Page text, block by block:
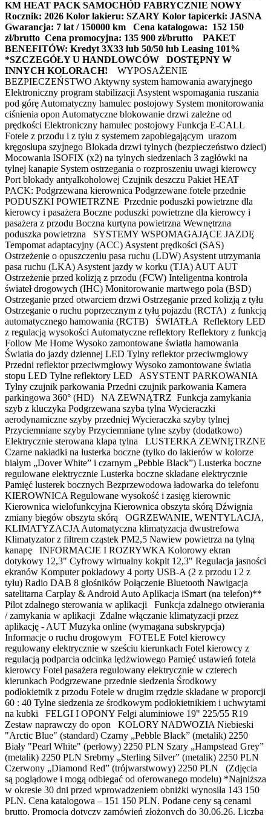
KM HEAT PACK SAMOCHÓD FABRYCZNIE NOWY
Rocznik: 2026 Kolor lakieru: SZARY Kolor tapicerki: JASNA
Gwarancja: 7 lat / 150000 km
Cena katalogowa: 152 150
zł/brutto Cena promocyjna: 135 900 zł/brutto
PAKET
BENEFITÓW: Kredyt 3X33 lub 50/50 lub Leasing 101%
*SZCZEGÓŁY U HANDLOWCÓW
DOSTĘPNY W
INNYCH KOLORACH! WYPOSAŻENIE
BEZPIECZEŃSTWO Aktywny system hamowania awaryjnego
Elektroniczny program stabilizacji Asystent wspomagania ruszania
pod górę Automatyczny hamulec postojowy System monitorowania
ciśnienia opon Automatyczne blokowanie drzwi zależne od
prędkości Elektroniczny hamulec postojowy Funkcja E-CALL
Fotele z przodu i z tyłu z systemem zapobiegającym urazom
kręgosłupa szyjnego Blokada drzwi tylnych (bezpieczeństwo dzieci)
Mocowania ISOFIX (x2) na tylnych siedzeniach 3 zagłówki na
tylnej kanapie System ostrzegania o rozproszeniu uwagi kierowcy
Port blokady antyalkoholowej Czujnik deszczu Pakiet HEAT
PACK: Podgrzewana kierownica Podgrzewane fotele przednie
PODUSZKI POWIETRZNE Przednie poduszki powietrzne dla
kierowcy i pasażera Boczne poduszki powietrzne dla kierowcy i
pasażera z przodu Boczna kurtyna powietrzna Wewnętrzna
poduszka powietrzna SYSTEMY WSPOMAGAJĄCE JAZDĘ
Tempomat adaptacyjny (ACC) Asystent prędkości (SAS)
Ostrzeżenie o opuszczeniu pasa ruchu (LDW) Asystent utrzymania
pasa ruchu (LKA) Asystent jazdy w korku (TJA) AUT AUT
Ostrzeżenie przed kolizją z przodu (FCW) Inteligentna kontrola
świateł drogowych (IHC) Monitorowanie martwego pola (BSD)
Ostrzeganie przed otwarciem drzwi Ostrzeganie przed kolizją z tyłu
Ostrzeganie o ruchu poprzecznym z tyłu pojazdu (RCTA) z funkcją
automatycznego hamowania (RCTB) ŚWIATŁA Reflektory LED
z regulacją wysokości Automatyczne reflektory Reflektory z funkcją
Follow Me Home Wysoko zamontowane światła hamowania
Światła do jazdy dziennej LED Tylny reflektor przeciwmgłowy
Przedni reflektor przeciwmgłowy Wysoko zamontowane światła
stopu LED Tylne reflektory LED ASYSTENT PARKOWANIA
Tylny czujnik parkowania Przedni czujnik parkowania Kamera
parkingowa 360° (HD) NA ZEWNĄTRZ Funkcja zamykania
szyb z kluczyka Podgrzewana szyba tylna Wycieraczki
aerodynamiczne szyby przedniej Wycieraczka szyby tylnej
Przyciemniane szyby Przyciemniane tylne szyby (dodatkowo)
Elektrycznie sterowana klapa tylna LUSTERKA ZEWNĘTRZNE
Czarne nakładki na lusterka boczne (tylko do lakierów w kolorze
białym „Dover White” i czarnym „Pebble Black”) Lusterka boczne
regulowane elektrycznie Lusterka boczne składane elektrycznie
Pamięć lusterek bocznych Bezprzewodowa ładowarka do telefonu
KIEROWNICA Regulowane wysokość i zasięg kierownic
Kierownica wielofunkcyjna Kierownica obszyta skórą Dźwignia
zmiany biegów obszyta skórą OGRZEWANIE, WENTYLACJA,
KLIMATYZACJA Automatyczna klimatyzacja dwustrefowa
Klimatyzator z filtrem cząstek PM2,5 Nawiew powietrza na tylną
kanapę INFORMACJE I ROZRYWKA Kolorowy ekran
dotykowy 12,3" Cyfrowy wirtualny kokpit 12,3" Regulacja jasności
ekranów Komputer pokładowy 4 porty USB-A (2 z przodu i 2 z
tyłu) Radio DAB 8 głośników Połączenie Bluetooth Nawigacja
satelitarna Carplay & Android Auto Aplikacja iSmart (na telefon)**
Pilot zdalnego sterowania w aplikacji Funkcja zdalnego otwierania
/ zamykania w aplikacji Zdalne włączanie klimatyzacji przez
aplikację - AUT Muzyka online (wymagana subskrypcja)
Informacje o ruchu drogowym FOTELE Fotel kierowcy
regulowany elektrycznie w sześciu kierunkach Fotel kierowcy z
regulacją podparcia odcinka lędżwiowego Pamięć ustawień fotela
kierowcy Fotel pasażera regulowany elektrycznie w czterech
kierunkach Podgrzewane przednie siedzenia Środkowy
podłokietnik z przodu Fotele w drugim rzędzie składane w proporcji
60 : 40 Tylne siedzenia ze środkowym podłokietnikiem i uchwytami
na kubki FELGI I OPONY Felgi aluminiowe 19" 225/55 R19
Zestaw naprawczy do opon KOLORY NADWOZIA Niebieski
"Arctic Blue" (standard) Czarny „Pebble Black” (metalik) 2250
Biały "Pearl White" (perłowy) 2250 PLN Szary „Hampstead Grey”
(metalik) 2250 PLN Srebrny „Sterling Silver” (metalik) 2250 PLN
Czerwony „Diamond Red” (trójwarstwowy) 2250 PLN (Zdjęcia
są poglądowe i mogą odbiegać od oferowanego modelu) *Najniższa
w okresie 30 dni przed wprowadzeniem obniżki wynosiła 143 150
PLN. Cena katalogowa – 151 150 PLN. Podane ceny są cenami
brutto. Promocja dotyczy zamówień złożonych do 30.06.26. Liczba